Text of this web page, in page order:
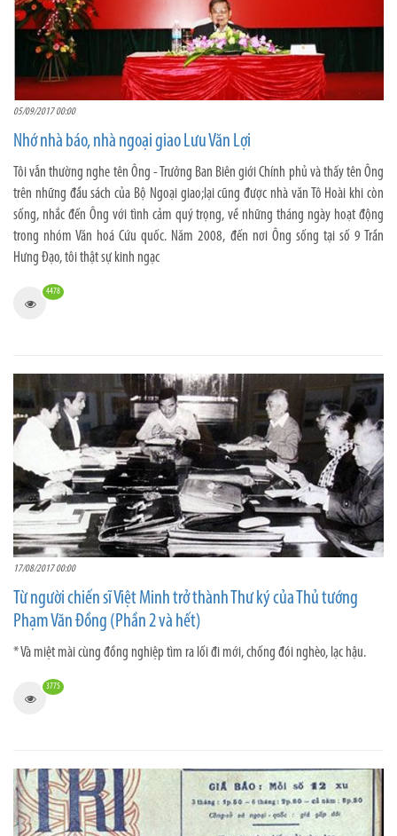
05/09/2017 00:00
Nhớ nhà báo, nhà ngoại giao Lưu Văn Lợi
Tôi vẫn thường nghe tên Ông - Trưởng Ban Biên giới Chính phủ và thấy tên Ông
trên những đầu sách của Bộ Ngoại giao;lại cũng được nhà văn Tô Hoài khi còn
sống, nhắc đến Ông với tình cảm quý trọng, về những tháng ngày hoạt động
trong nhóm Văn hoá Cứu quốc. Năm 2008, đến nơi Ông sống tại số 9 Trần
Hưng Đạo, tôi thật sự kinh ngạc
4478
17/08/2017 00:00
Từ người chiến sĩ Việt Minh trở thành Thư ký của Thủ tướng
Phạm Văn Đồng (Phần 2 và hết)
* Và miệt mài cùng đồng nghiệp tìm ra lối đi mới, chống đói nghèo, lạc hậu.
3775